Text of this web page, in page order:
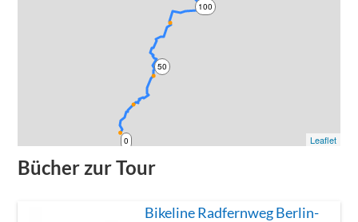
0
50
100
Leaflet
Bücher zur Tour
Bikeline Radfernweg Berlin-